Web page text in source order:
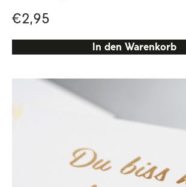
€2,95
In den Warenkorb